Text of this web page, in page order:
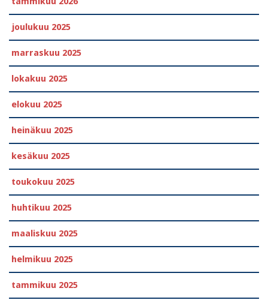
joulukuu 2025
marraskuu 2025
lokakuu 2025
elokuu 2025
heinäkuu 2025
kesäkuu 2025
toukokuu 2025
huhtikuu 2025
maaliskuu 2025
helmikuu 2025
tammikuu 2025